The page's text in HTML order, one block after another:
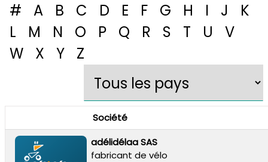
# A B C D E F G H I J
K
L
M N O P Q R S T U
V
W
X Y Z
Société
adélidélaa SAS
fabricant de vélo